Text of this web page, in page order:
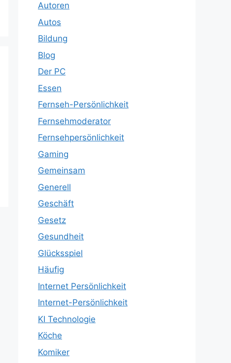
Autoren
Autos
Bildung
Blog
Der PC
Essen
Fernseh-Persönlichkeit
Fernsehmoderator
Fernsehpersönlichkeit
Gaming
Gemeinsam
Generell
Geschäft
Gesetz
Gesundheit
Glücksspiel
Häufig
Internet Persönlichkeit
Internet-Persönlichkeit
KI Technologie
Köche
Komiker